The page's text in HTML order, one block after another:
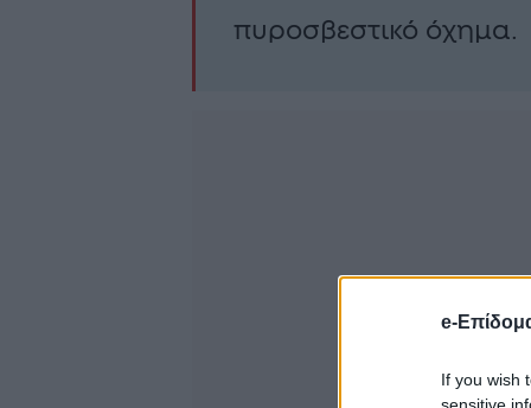
e-
If you wish
sensitive
πυροσβεστικό όχημα.